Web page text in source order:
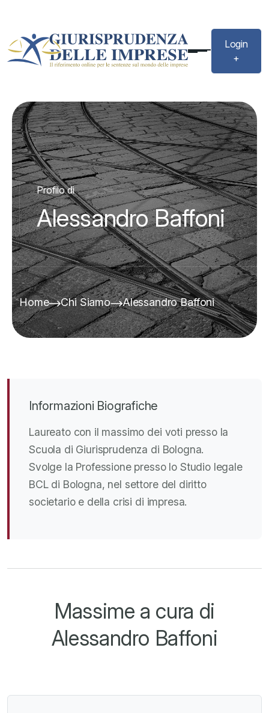
Login
+
Profilo di
Alessandro Baffoni
Home Chi Siamo Alessandro Baffoni
Informazioni Biografiche
Laureato con il massimo dei voti presso la
Scuola di Giurisprudenza di Bologna.
Svolge la Professione presso lo Studio legale
BCL di Bologna, nel settore del diritto
societario e della crisi di impresa.
Massime a cura di
Alessandro Baffoni